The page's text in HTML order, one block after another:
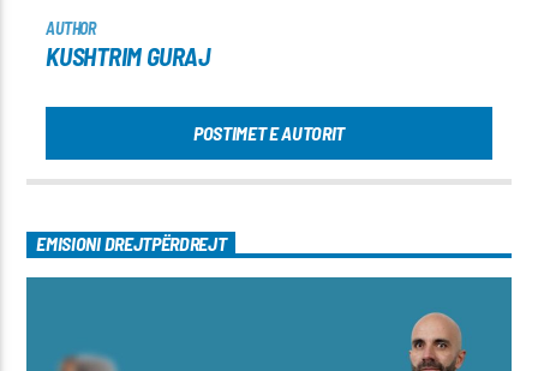
AUTHOR
KUSHTRIM GURAJ
POSTIMET E AUTORIT
EMISIONI DREJTPËRDREJT